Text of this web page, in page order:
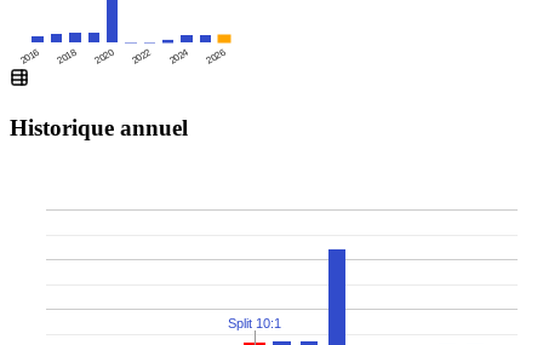
2016 2018 2020 2022 2024 2026
Historique annuel
Split 10:1